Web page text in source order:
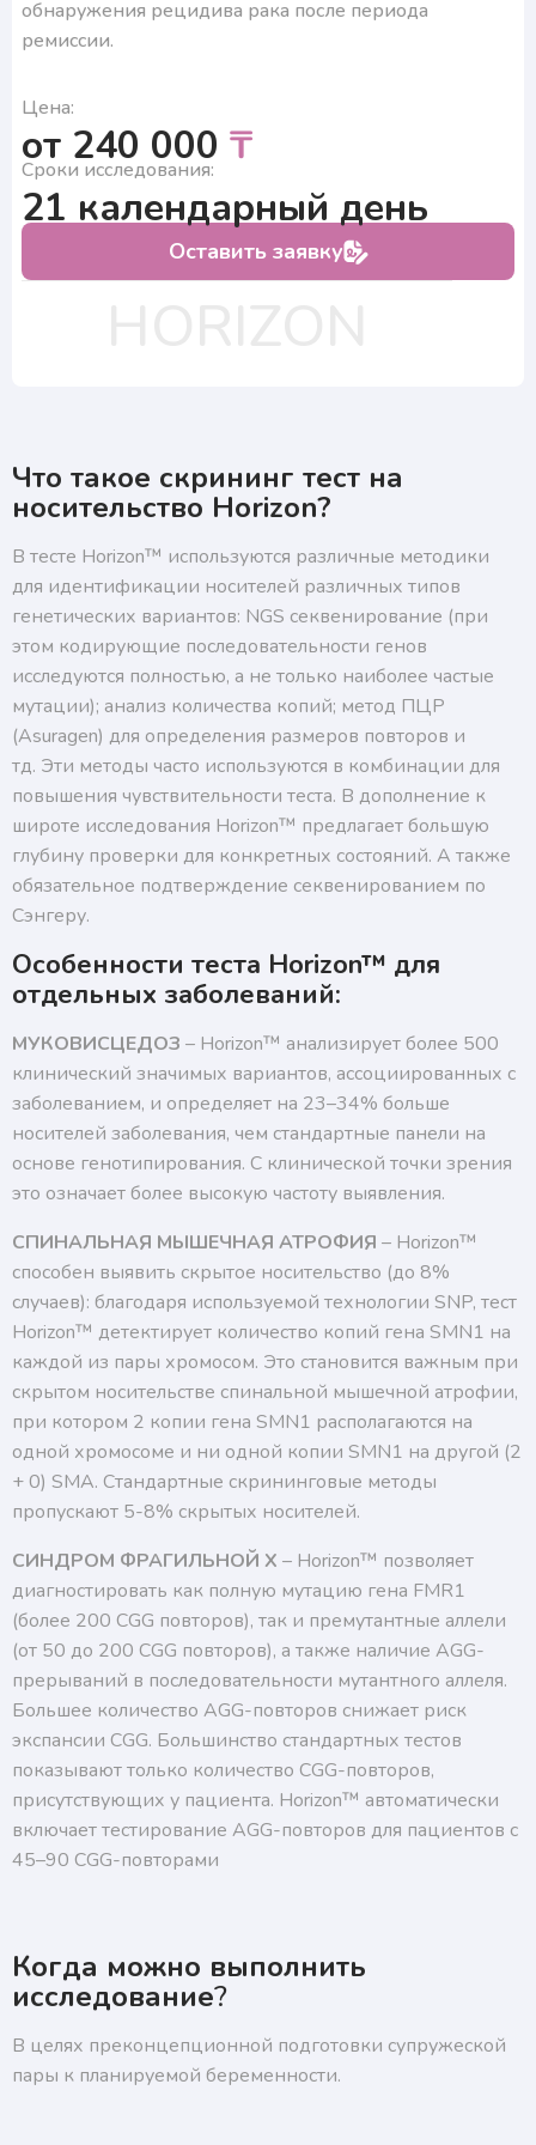
обнаружения рецидива рака после периода
ремиссии.
Оставить заявку
Сроки исследования:
21 календарный день
Цена:
от 240 000 ₸
Что такое скрининг тест на
носительство Horizon?
В тесте Horizon™ используются различные методики
для идентификации носителей различных типов
генетических вариантов: NGS секвенирование (при
этом кодирующие последовательности генов
исследуются полностью, а не только наиболее частые
мутации); анализ количества копий; метод ПЦР
(Asuragen) для определения размеров повторов и
тд. Эти методы часто используются в комбинации для
повышения чувствительности теста. В дополнение к
широте исследования Horizon™ предлагает большую
глубину проверки для конкретных состояний. А также
обязательное подтверждение секвенированием по
Сэнгеру.
Особенности теста Horizon™ для
отдельных заболеваний:
МУКОВИСЦЕДОЗ – Horizon™ анализирует более 500
клинический значимых вариантов, ассоциированных с
заболеванием, и определяет на 23–34% больше
носителей заболевания, чем стандартные панели на
основе генотипирования. С клинической точки зрения
это означает более высокую частоту выявления.
СПИНАЛЬНАЯ МЫШЕЧНАЯ АТРОФИЯ – Horizon™
способен выявить скрытое носительство (до 8%
случаев): благодаря используемой технологии SNP, тест
Horizon™ детектирует количество копий гена SMN1 на
каждой из пары хромосом. Это становится важным при
скрытом носительстве спинальной мышечной атрофии,
при котором 2 копии гена SMN1 располагаются на
одной хромосоме и ни одной копии SMN1 на другой (2
+ 0) SMA. Стандартные скрининговые методы
пропускают 5-8% скрытых носителей.
СИНДРОМ ФРАГИЛЬНОЙ Х – Horizon™ позволяет
диагностировать как полную мутацию гена FMR1
(более 200 CGG повторов), так и премутантные аллели
(от 50 до 200 CGG повторов), а также наличие AGG-
прерываний в последовательности мутантного аллеля.
Большее количество AGG-повторов снижает риск
экспансии CGG. Большинство стандартных тестов
показывают только количество CGG-повторов,
присутствующих у пациента. Horizon™ автоматически
включает тестирование AGG-повторов для пациентов с
45–90 CGG-повторами
Когда можно выполнить
исследование?
В целях преконцепционной подготовки супружеской
пары к планируемой беременности.
подтверждаю согласие на получение ответа, а также
ознакомлен с правилами подготовки к исследованиям